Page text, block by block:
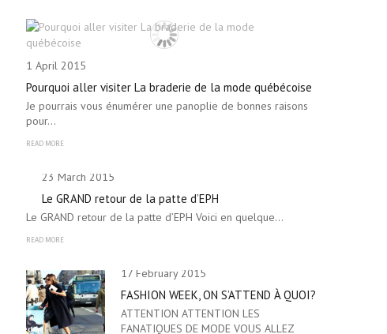
1 April 2015
Pourquoi aller visiter La braderie de la mode québécoise
Je pourrais vous énumérer une panoplie de bonnes raisons
pour…
READ MORE
23 March 2015
Le GRAND retour de la patte d’EPH
Le GRAND retour de la patte d’EPH Voici en quelque…
READ MORE
17 February 2015
FASHION WEEK, ON S’ATTEND À QUOI?
ATTENTION ATTENTION LES
FANATIQUES DE MODE VOUS ALLEZ